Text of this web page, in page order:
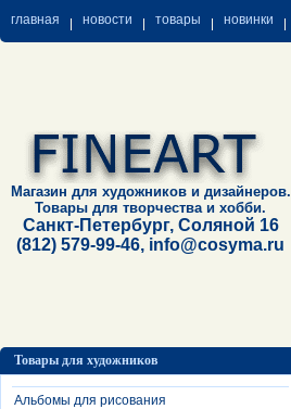
главная новости товары новинки
Магазин для художников и дизайнеров.
Товары для творчества и хобби.
Санкт-Петербург, Соляной 16
(812) 579-99-46, info@cosyma.ru
Товары для художников
Альбомы для рисования